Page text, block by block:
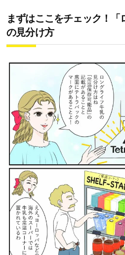
まずはここをチェック！「
の見分け方